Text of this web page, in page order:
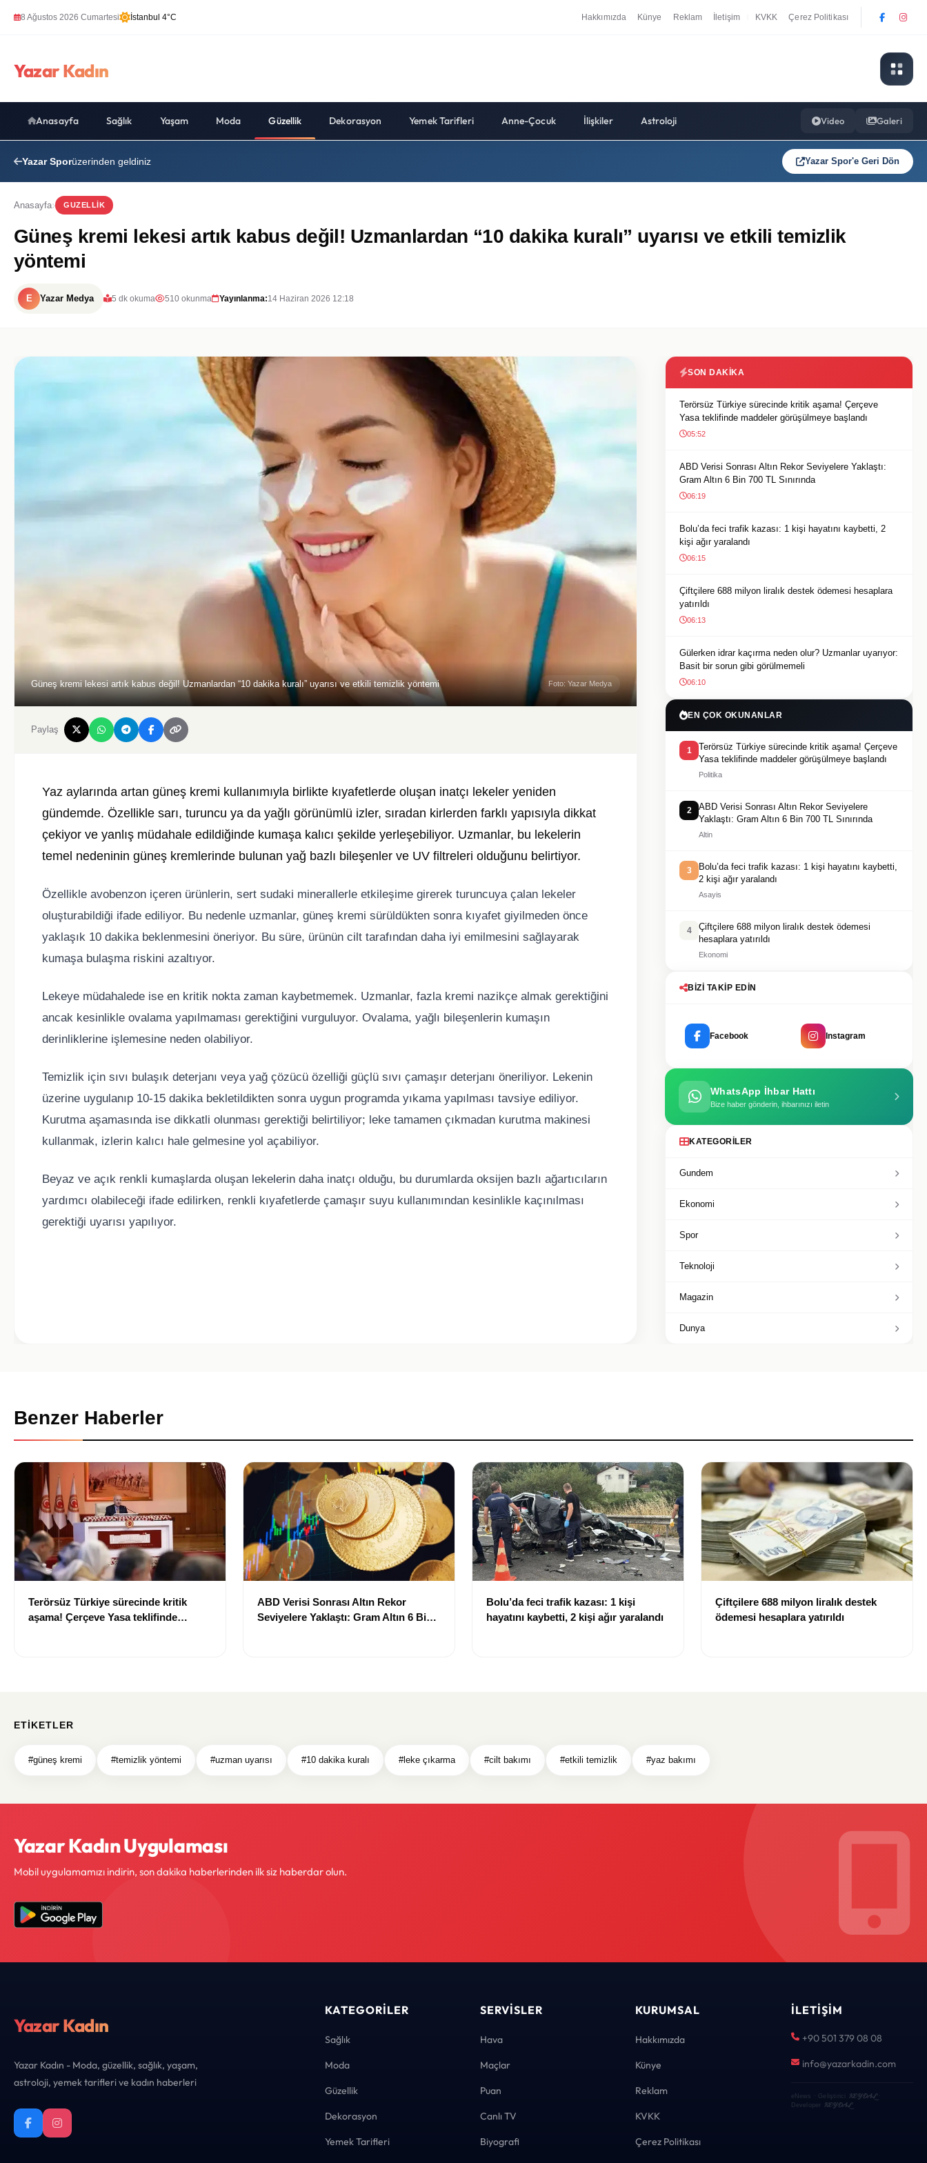
8 Ağustos 2026 Cumartesi İstanbul 4°C Hakkımızda Künye Reklam İletişim KVKK Çerez Politikası
Yazar Kadın
Anasayfa Sağlık Yaşam Moda Güzellik Dekorasyon Yemek Tarifleri Anne-Çocuk İlişkiler Astroloji Video Galeri
Yazar Sporüzerinden geldiniz Yazar Spor'e Geri Dön
Anasayfa GUZELLIK
Güneş kremi lekesi artık kabus değil! Uzmanlardan “10 dakika kuralı” uyarısı ve etkili temizlik
yöntemi
E Yazar Medya 5 dk okuma 510 okunma Yayınlanma:14 Haziran 2026 12:18
Güneş kremi lekesi artık kabus değil! Uzmanlardan “10 dakika kuralı” uyarısı ve etkili temizlik yöntemi Foto: Yazar Medya
Paylaş
Yaz aylarında artan güneş kremi kullanımıyla birlikte kıyafetlerde oluşan inatçı lekeler yeniden
gündemde. Özellikle sarı, turuncu ya da yağlı görünümlü izler, sıradan kirlerden farklı yapısıyla dikkat
çekiyor ve yanlış müdahale edildiğinde kumaşa kalıcı şekilde yerleşebiliyor. Uzmanlar, bu lekelerin
temel nedeninin güneş kremlerinde bulunan yağ bazlı bileşenler ve UV filtreleri olduğunu belirtiyor.
Özellikle avobenzon içeren ürünlerin, sert sudaki minerallerle etkileşime girerek turuncuya çalan lekeler
oluşturabildiği ifade ediliyor. Bu nedenle uzmanlar, güneş kremi sürüldükten sonra kıyafet giyilmeden önce
yaklaşık 10 dakika beklenmesini öneriyor. Bu süre, ürünün cilt tarafından daha iyi emilmesini sağlayarak
kumaşa bulaşma riskini azaltıyor.
Lekeye müdahalede ise en kritik nokta zaman kaybetmemek. Uzmanlar, fazla kremi nazikçe almak gerektiğini
ancak kesinlikle ovalama yapılmaması gerektiğini vurguluyor. Ovalama, yağlı bileşenlerin kumaşın
derinliklerine işlemesine neden olabiliyor.
Temizlik için sıvı bulaşık deterjanı veya yağ çözücü özelliği güçlü sıvı çamaşır deterjanı öneriliyor. Lekenin
üzerine uygulanıp 10-15 dakika bekletildikten sonra uygun programda yıkama yapılması tavsiye ediliyor.
Kurutma aşamasında ise dikkatli olunması gerektiği belirtiliyor; leke tamamen çıkmadan kurutma makinesi
kullanmak, izlerin kalıcı hale gelmesine yol açabiliyor.
Beyaz ve açık renkli kumaşlarda oluşan lekelerin daha inatçı olduğu, bu durumlarda oksijen bazlı ağartıcıların
yardımcı olabileceği ifade edilirken, renkli kıyafetlerde çamaşır suyu kullanımından kesinlikle kaçınılması
gerektiği uyarısı yapılıyor.
SON DAKIKA
Terörsüz Türkiye sürecinde kritik aşama! Çerçeve
Yasa teklifinde maddeler görüşülmeye başlandı
05:52
ABD Verisi Sonrası Altın Rekor Seviyelere Yaklaştı:
Gram Altın 6 Bin 700 TL Sınırında
06:19
Bolu’da feci trafik kazası: 1 kişi hayatını kaybetti, 2
kişi ağır yaralandı
06:15
Çiftçilere 688 milyon liralık destek ödemesi hesaplara
yatırıldı
06:13
Gülerken idrar kaçırma neden olur? Uzmanlar uyarıyor:
Basit bir sorun gibi görülmemeli
06:10
EN ÇOK OKUNANLAR
1
Terörsüz Türkiye sürecinde kritik aşama! Çerçeve
Yasa teklifinde maddeler görüşülmeye başlandı
Politika
2
ABD Verisi Sonrası Altın Rekor Seviyelere
Yaklaştı: Gram Altın 6 Bin 700 TL Sınırında
Altin
3
Bolu’da feci trafik kazası: 1 kişi hayatını kaybetti,
2 kişi ağır yaralandı
Asayis
4
Çiftçilere 688 milyon liralık destek ödemesi
hesaplara yatırıldı
Ekonomi
BIZI TAKIP EDIN
Facebook Instagram
WhatsApp İhbar Hattı
Bize haber gönderin, ihbarınızı iletin
KATEGORILER
Gundem
Ekonomi
Spor
Teknoloji
Magazin
Dunya
Benzer Haberler
Terörsüz Türkiye sürecinde kritik
aşama! Çerçeve Yasa teklifinde
ABD Verisi Sonrası Altın Rekor
Seviyelere Yaklaştı: Gram Altın 6 Bin
Bolu’da feci trafik kazası: 1 kişi
hayatını kaybetti, 2 kişi ağır yaralandı
Çiftçilere 688 milyon liralık destek
ödemesi hesaplara yatırıldı
ETIKETLER
#güneş kremi #temizlik yöntemi #uzman uyarısı #10 dakika kuralı #leke çıkarma #cilt bakımı #etkili temizlik #yaz bakımı
Yazar Kadın Uygulaması
Mobil uygulamamızı indirin, son dakika haberlerinden ilk siz haberdar olun.
Yazar Kadın
Yazar Kadın - Moda, güzellik, sağlık, yaşam,
astroloji, yemek tarifleri ve kadın haberleri
KATEGORILER
Sağlık
Moda
Güzellik
Dekorasyon
Yemek Tarifleri
SERVISLER
Hava
Maçlar
Puan
Canlı TV
Biyografi
KURUMSAL
Hakkımızda
Künye
Reklam
KVKK
Çerez Politikası
İLETIŞIM
+90 501 379 08 08
info@yazarkadin.com
eNews · Geliştirici KEYDAL·
Developer KEYDAL